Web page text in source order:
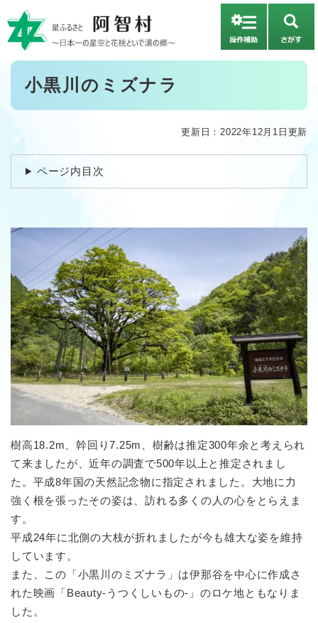
ー
ジ
が
す
本
小黒川のミズナラ
更新日：2022年12月1日更新
ページ内目次
樹高18.2m、幹回り7.25m、樹齢は推定300年余と考えられ
て来ましたが、近年の調査で500年以上と推定されまし
た。平成8年国の天然記念物に指定されました。大地に力
強く根を張ったその姿は、訪れる多くの人の心をとらえま
す。
平成24年に北側の大枝が折れましたが今も雄大な姿を維持
しています。
また、この「小黒川のミズナラ」は伊那谷を中心に作成さ
れた映画「Beauty-うつくしいもの-」のロケ地ともなりま
した。